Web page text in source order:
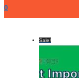
0
Sale!